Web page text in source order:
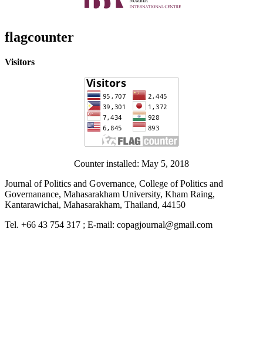
flagcounter
Visitors
Counter installed: May 5, 2018
Journal of Politics and Governance, College of Politics and
Governanance, Mahasarakham University, Kham Raing,
Kantarawichai, Mahasarakham, Thailand, 44150
Tel. +66 43 754 317 ; E-mail: copagjournal@gmail.com